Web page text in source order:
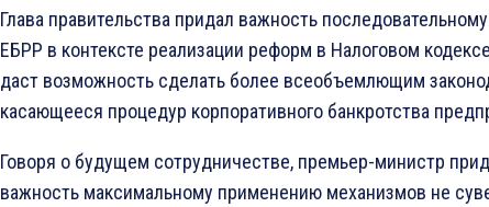
Глава правительства придал важность
ЕБРР в контексте реализации реформ в Налоговом
даст возможность сделать более всеобъемлющим
касающееся процедур корпоративного банкротства
Говоря о будущем сотрудничестве, премьер-министр
важность максимальному применению механизмов не